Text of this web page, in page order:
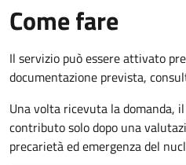
Come fare
Il servizio può essere attivato
documentazione prevista,
Una volta ricevuta la domanda,
contributo solo dopo una
precarietà ed emergenza del